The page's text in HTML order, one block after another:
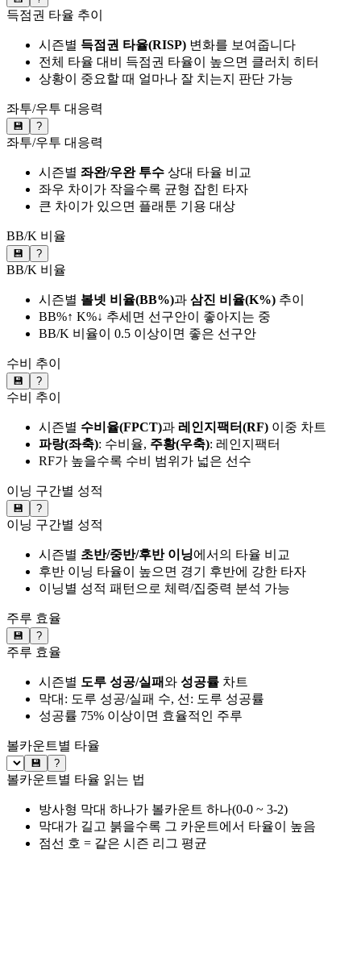
득점권 타율 추이
시즌별 득점권 타율(RISP) 변화를 보여줍니다
전체 타율 대비 득점권 타율이 높으면 클러치 히터
상황이 중요할 때 얼마나 잘 치는지 판단 가능
좌투/우투 대응력
💾 ?
좌투/우투 대응력
시즌별 좌완/우완 투수 상대 타율 비교
좌우 차이가 작을수록 균형 잡힌 타자
큰 차이가 있으면 플래툰 기용 대상
BB/K 비율
💾 ?
BB/K 비율
시즌별 볼넷 비율(BB%)과 삼진 비율(K%) 추이
BB%↑ K%↓ 추세면 선구안이 좋아지는 중
BB/K 비율이 0.5 이상이면 좋은 선구안
수비 추이
💾 ?
수비 추이
시즌별 수비율(FPCT)과 레인지팩터(RF) 이중 차트
파랑(좌축): 수비율, 주황(우축): 레인지팩터
RF가 높을수록 수비 범위가 넓은 선수
이닝 구간별 성적
💾 ?
이닝 구간별 성적
시즌별 초반/중반/후반 이닝에서의 타율 비교
후반 이닝 타율이 높으면 경기 후반에 강한 타자
이닝별 성적 패턴으로 체력/집중력 분석 가능
주루 효율
💾 ?
주루 효율
시즌별 도루 성공/실패와 성공률 차트
막대: 도루 성공/실패 수, 선: 도루 성공률
성공률 75% 이상이면 효율적인 주루
볼카운트별 타율
💾 ?
볼카운트별 타율 읽는 법
방사형 막대 하나가 볼카운트 하나(0-0 ~ 3-2)
막대가 길고 붉을수록 그 카운트에서 타율이 높음
점선 호 = 같은 시즌 리그 평균